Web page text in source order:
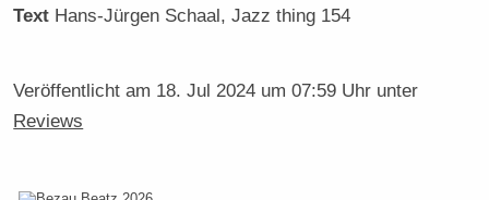
Text Hans-Jürgen Schaal, Jazz thing 154
Veröffentlicht am 18. Jul 2024 um 07:59 Uhr unter
Reviews